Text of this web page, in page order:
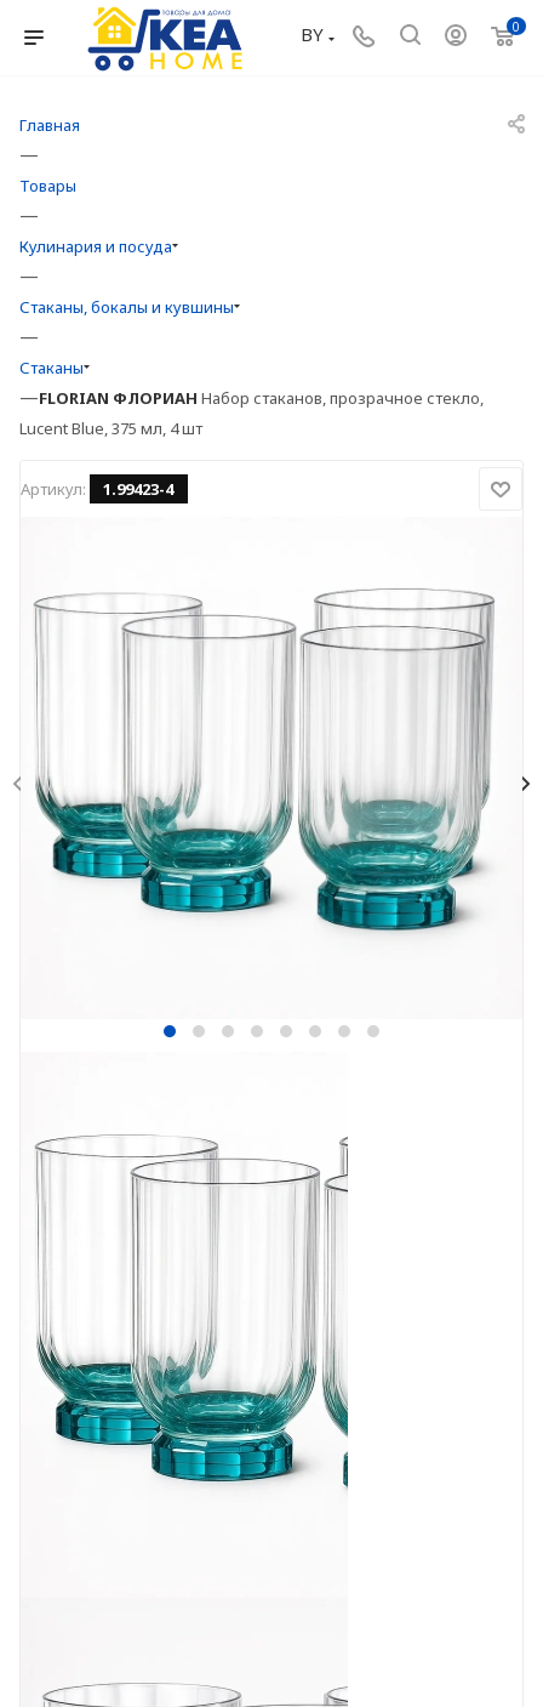
0
BY
Главная
—
Товары
—
Кулинария и посуда
—
Стаканы, бокалы и кувшины
—
Стаканы
—FLORIAN ФЛОРИАН Набор стаканов, прозрачное стекло,
Lucent Blue, 375 мл, 4 шт
Артикул: 1.99423-4